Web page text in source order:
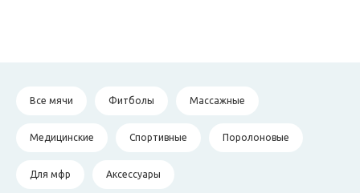
Все мячи Фитболы Массажные
Медицинские Спортивные Поролоновые
Для мфр Аксессуары